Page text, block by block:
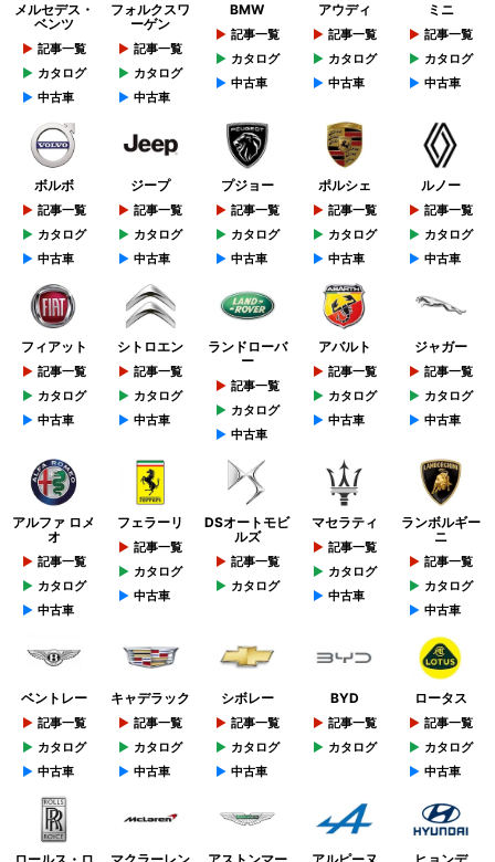
メルセデス・
ベンツ
記事一覧
カタログ
中古車
フォルクスワ
ーゲン
記事一覧
カタログ
中古車
BMW
記事一覧
カタログ
中古車
アウディ
記事一覧
カタログ
中古車
ミニ
記事一覧
カタログ
中古車
ボルボ
記事一覧
カタログ
中古車
ジープ
記事一覧
カタログ
中古車
プジョー
記事一覧
カタログ
中古車
ポルシェ
記事一覧
カタログ
中古車
ルノー
記事一覧
カタログ
中古車
フィアット
記事一覧
カタログ
中古車
シトロエン
記事一覧
カタログ
中古車
ランドローバ
ー
記事一覧
カタログ
中古車
アバルト
記事一覧
カタログ
中古車
ジャガー
記事一覧
カタログ
中古車
アルファ ロメ
オ
記事一覧
カタログ
中古車
フェラーリ
記事一覧
カタログ
中古車
DSオートモビ
ルズ
記事一覧
カタログ
マセラティ
記事一覧
カタログ
中古車
ランボルギー
ニ
記事一覧
カタログ
中古車
ベントレー
記事一覧
カタログ
中古車
キャデラック
記事一覧
カタログ
中古車
シボレー
記事一覧
カタログ
中古車
BYD
記事一覧
カタログ
ロータス
記事一覧
カタログ
中古車